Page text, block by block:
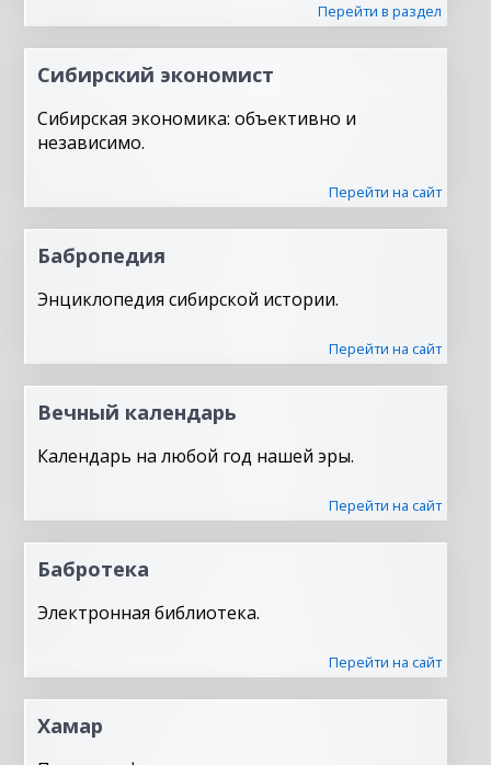
Перейти в раздел
Сибирский экономист
Сибирская экономика: объективно и
независимо.
Перейти на сайт
Бабропедия
Энциклопедия сибирской истории.
Перейти на сайт
Вечный календарь
Календарь на любой год нашей эры.
Перейти на сайт
Бабротека
Электронная библиотека.
Перейти на сайт
Хамар